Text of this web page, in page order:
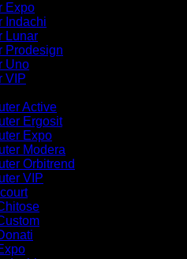
Expo
Indachi
Lunar
Prodesign
Uno
VIP
Active
Ergosit
Expo
Modera
Orbitrend
VIP